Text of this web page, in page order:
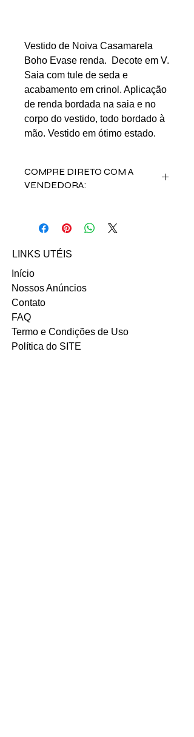
Vestido de Noiva Casamarela
Boho Evase renda. Decote em V.
Saia com tule de seda e
acabamento em crinol. Aplicação
de renda bordada na saia e no
corpo do vestido, todo bordado à
mão. Vestido em ótimo estado.
COMPRE DIRETO COM A
VENDEDORA:
Vitória Dupas de
Oliveira no contato abaixo:
Email: vitoriadupas@gmail.com
LINKS UTÉIS
Início
Nossos Anúncios
Contato
FAQ
Termo e Condições de Uso
Política do SITE